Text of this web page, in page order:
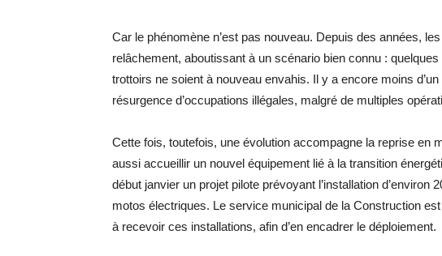
Car le phénomène n’est pas nouveau. Depuis des années,
relâchement, aboutissant à un scénario bien connu :
trottoirs ne soient à nouveau envahis. Il y a encore moins
résurgence d’occupations illégales, malgré de multiples
Cette fois, toutefois, une évolution accompagne la reprise en
aussi accueillir un nouvel équipement lié à la transition
début janvier un projet pilote prévoyant l’installation d’environ
motos électriques. Le service municipal de la Construction
à recevoir ces installations, afin d’en encadrer le déploiement.